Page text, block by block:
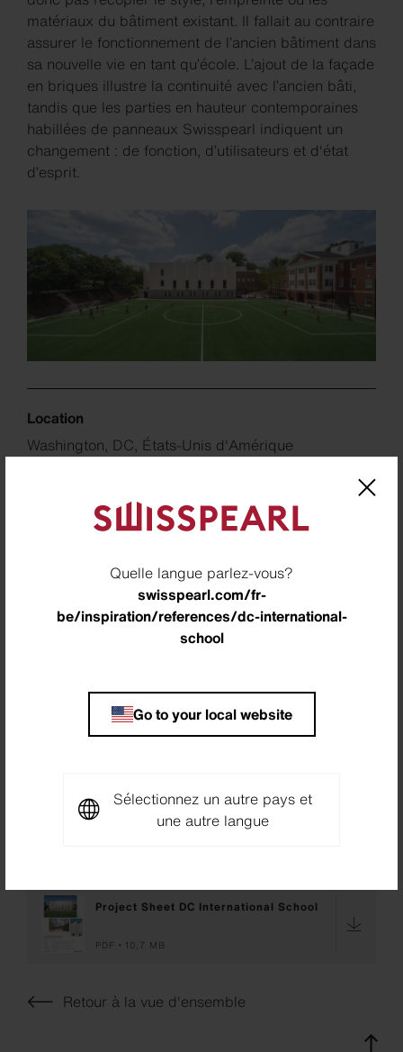
Quelle langue parlez-vous?
swisspearl.com/fr-
be/inspiration/references/dc-international-
school
Go to your local website
Sélectionnez un autre pays et
une autre langue
matériaux du bâtiment existant. Il fallait au contraire
assurer le fonctionnement de l’ancien bâtiment dans
sa nouvelle vie en tant qu’école. L’ajout de la façade
en briques illustre la continuité avec l’ancien bâti,
tandis que les parties en hauteur contemporaines
habillées de panneaux Swisspearl indiquent un
changement : de fonction, d’utilisateurs et d'état
d’esprit.
Location
Washington, DC, États-Unis d'Amérique
Perkins Eastman, Washington, États-Unis
d'Amérique
District of Columbia International School,
Washington, DC, États-Unis d'Amérique
CHU Contracting, Inc. , Chantilly, États-Unis
États-Unis d'Amérique
Project Sheet DC International School
PDF 10,7 MB
Retour à la vue d'ensemble